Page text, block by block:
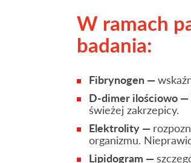
W ramach
badania:
Fibrynogen —
D-dimer ilościowo —
świeżej zakrzepicy.
Elektrolity —
organizmu.
Lipidogram —